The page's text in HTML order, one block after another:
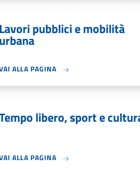
Lavori pubblici e mobilità
urbana
ALLA PAGINA
libero, sport e
ALLA PAGINA